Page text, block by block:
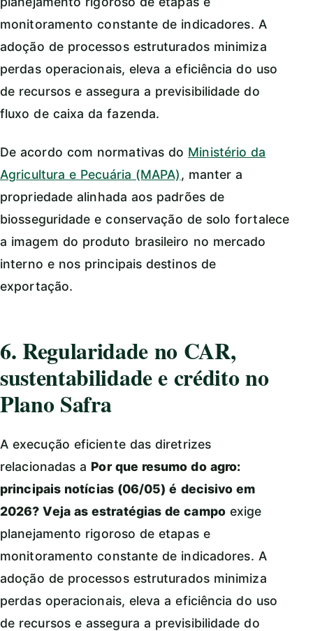
monitoramento constante de indicadores. A
adoção de processos estruturados minimiza
perdas operacionais, eleva a eficiência do uso
de recursos e assegura a previsibilidade do
fluxo de caixa da fazenda.
De acordo com normativas do Ministério da
Agricultura e Pecuária (MAPA), manter a
propriedade alinhada aos padrões de
biosseguridade e conservação de solo fortalece
a imagem do produto brasileiro no mercado
interno e nos principais destinos de
exportação.
6. Regularidade no CAR,
sustentabilidade e crédito no
Plano Safra
A execução eficiente das diretrizes
relacionadas a Por que resumo do agro:
principais notícias (06/05) é decisivo em
2026? Veja as estratégias de campoexige
planejamento rigoroso de etapas e
monitoramento constante de indicadores. A
adoção de processos estruturados minimiza
perdas operacionais, eleva a eficiência do uso
de recursos e assegura a previsibilidade do